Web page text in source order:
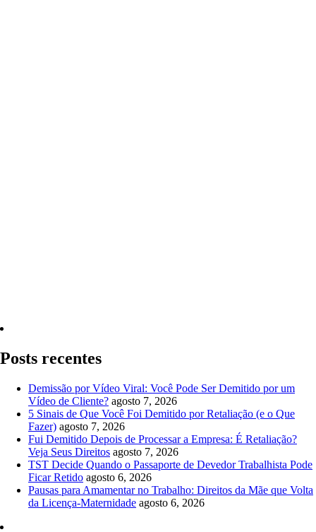
Posts recentes
Demissão por Vídeo Viral: Você Pode Ser Demitido por um
Vídeo de Cliente? agosto 7, 2026
5 Sinais de Que Você Foi Demitido por Retaliação (e o Que
Fazer) agosto 7, 2026
Fui Demitido Depois de Processar a Empresa: É Retaliação?
Veja Seus Direitos agosto 7, 2026
TST Decide Quando o Passaporte de Devedor Trabalhista Pode
Ficar Retido agosto 6, 2026
Pausas para Amamentar no Trabalho: Direitos da Mãe que Volta
da Licença-Maternidade agosto 6, 2026